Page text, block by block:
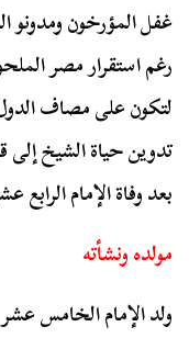
غفل المؤرخون ومدونو
رغم استقرار مصر
لتكون على مصاف
تدوين حياة الشيخ إلى
بعد وفاة الإمام
مولده ونشأته
ولد الإمام الخامس